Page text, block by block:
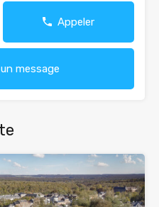
Appeler
message